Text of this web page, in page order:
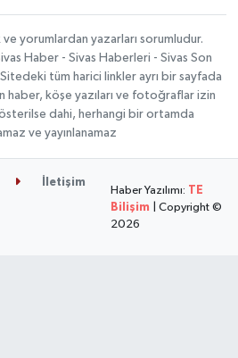
yorumlardan yazarları sorumludur.
Haber - Sivas Haberleri - Sivas Son
tüm harici linkler ayrı bir sayfada
haber, köşe yazıları ve fotoğraflar izin
dahi, herhangi bir ortamda
ve yayınlanamaz
İletişim
Haber Yazılımı: TE
Bilişim | Copyright ©
2026